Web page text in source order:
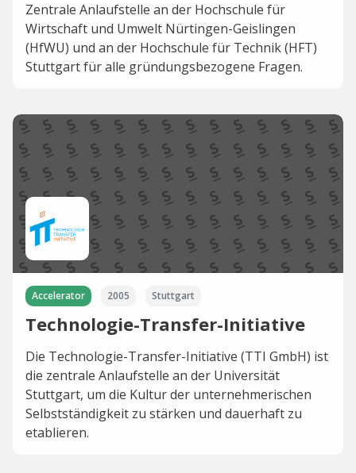
Zentrale Anlaufstelle an der Hochschule für
Wirtschaft und Umwelt Nürtingen-Geislingen
(HfWU) und an der Hochschule für Technik (HFT)
Stuttgart für alle gründungsbezogene Fragen.
Accelerator 2005 Stuttgart
Technologie-Transfer-Initiative
Die Technologie-Transfer-Initiative (TTI GmbH) ist
die zentrale Anlaufstelle an der Universität
Stuttgart, um die Kultur der unternehmerischen
Selbstständigkeit zu stärken und dauerhaft zu
etablieren.